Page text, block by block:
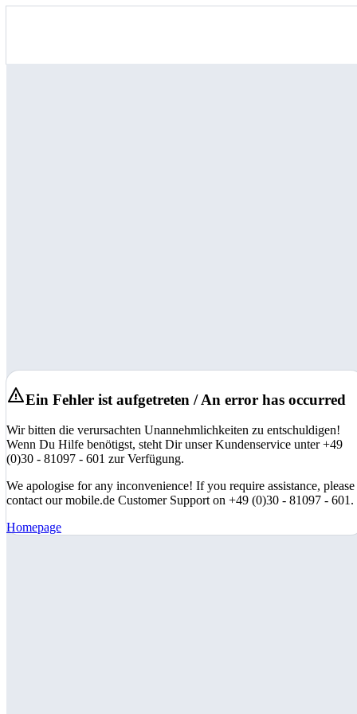
Ein Fehler ist aufgetreten / An error has occurred
Wir bitten die verursachten Unannehmlichkeiten zu entschuldigen!
Wenn Du Hilfe benötigst, steht Dir unser Kundenservice unter +49
(0)30 - 81097 - 601 zur Verfügung.
We apologise for any inconvenience! If you require assistance, please
contact our mobile.de Customer Support on +49 (0)30 - 81097 - 601.
Homepage